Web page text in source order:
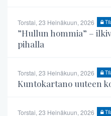
Torstai, 23 Heinäkuun, 2026
”Hullun hommia” –
pihalla
Torstai, 23 Heinäkuun, 2026
Kuntokartano uuteen
Torstai, 23 Heinäkuun, 2026